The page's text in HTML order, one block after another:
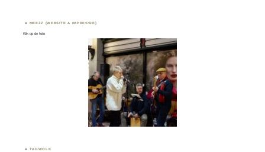
MEEZZ (WEBSITE & IMPRESSIE)
Klik op de foto
TAGWOLK